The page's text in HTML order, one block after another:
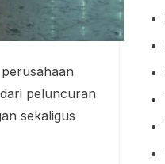
peluncuran
sekaligus